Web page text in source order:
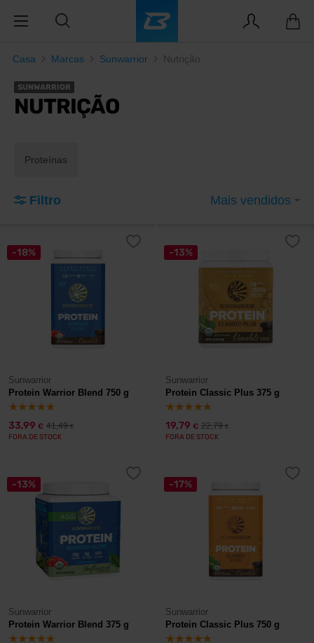
Casa Marcas Sunwarrior Nutrição
SUNWARRIOR
NUTRIÇÃO
Proteínas
Filtro Mais vendidos
-18%
Sunwarrior
Protein Warrior Blend 750 g
33,99 € 41,49€
FORA DE STOCK
-13%
Sunwarrior
Protein Classic Plus 375 g
19,79 € 22,79€
FORA DE STOCK
-13%
Sunwarrior
Protein Warrior Blend 375 g
-17%
Sunwarrior
Protein Classic Plus 750 g